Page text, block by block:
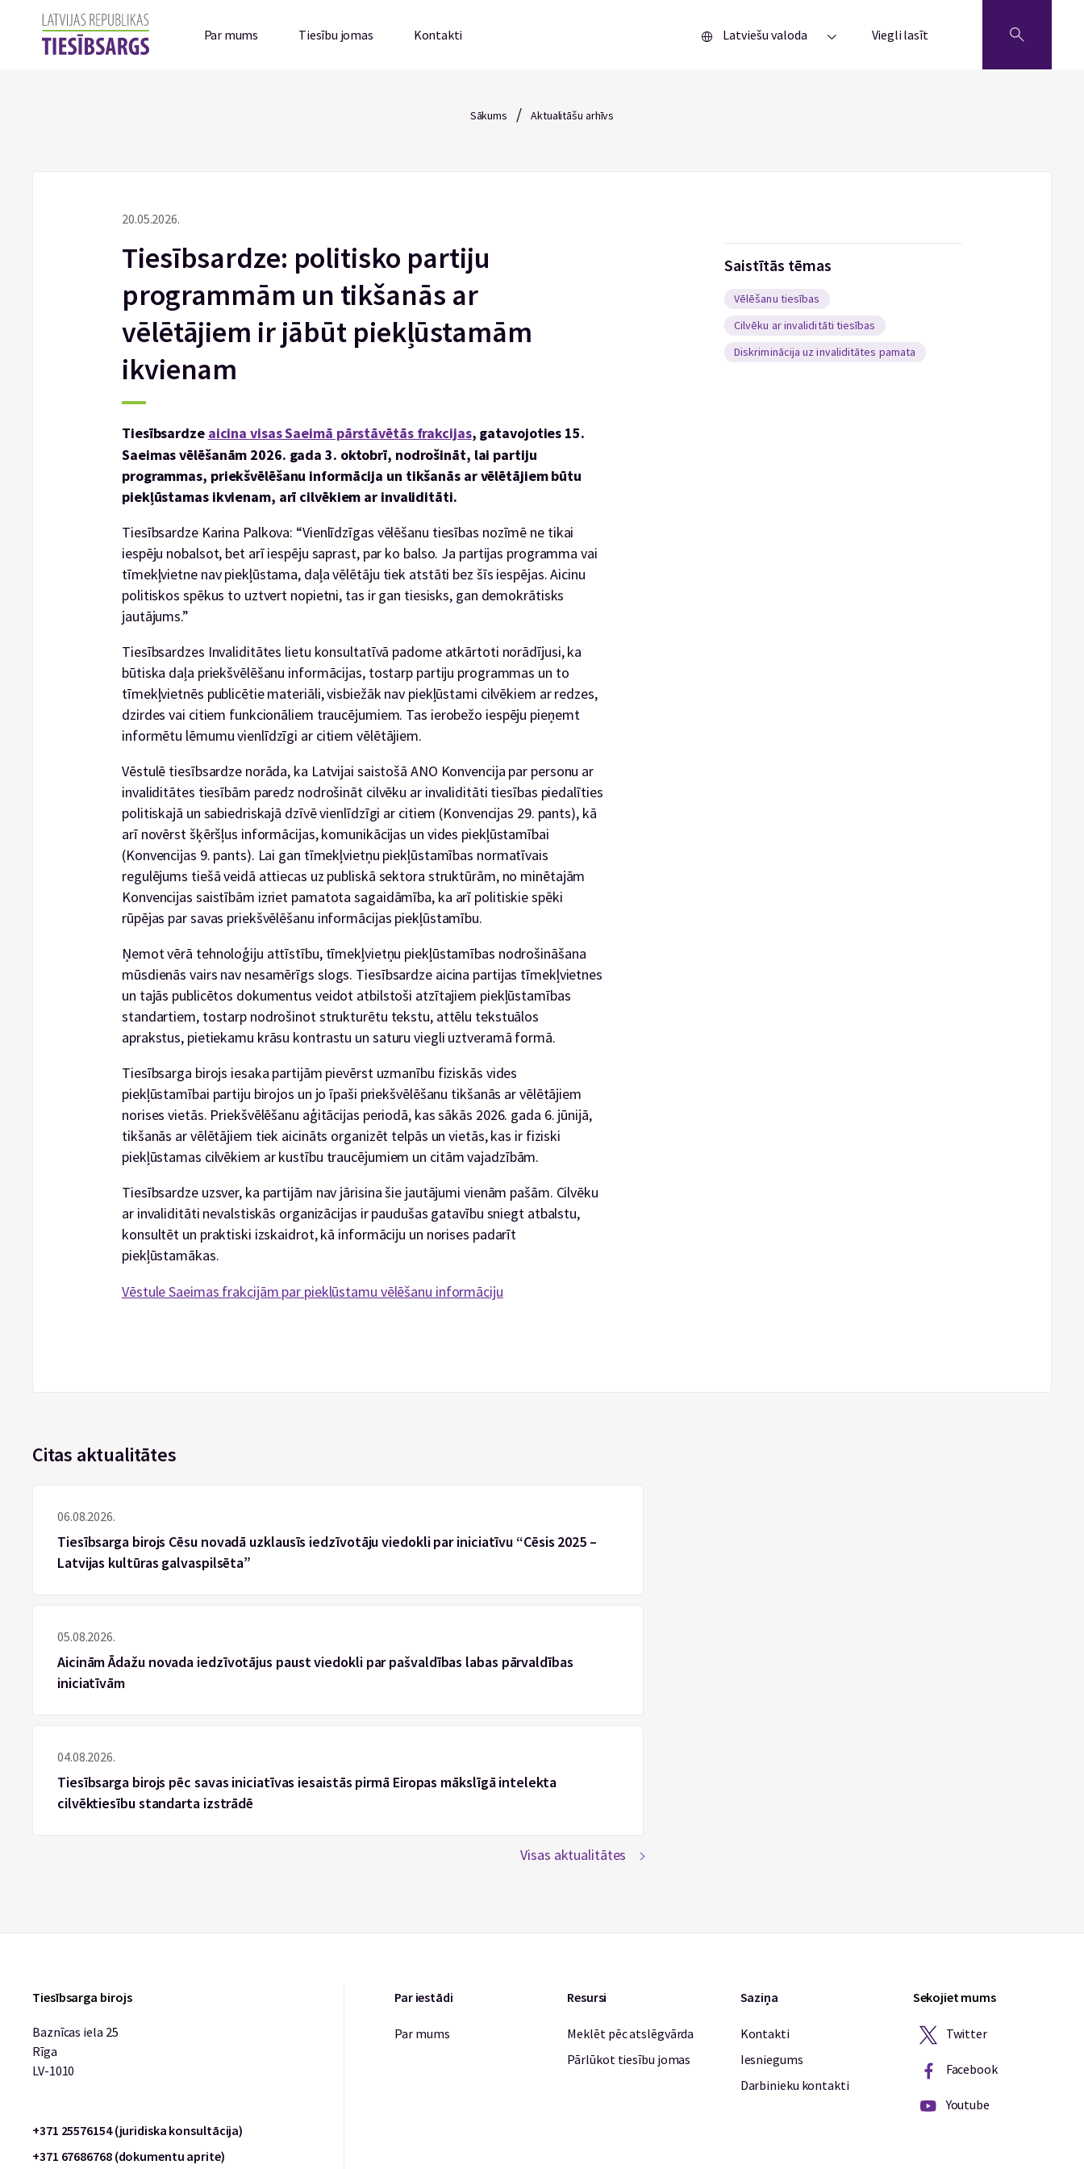
Par mums Tiesību jomas Kontakti Latviešu valoda Viegli lasīt
Sākums / Aktualitāšu arhīvs
20.05.2026.
Tiesībsardze: politisko partiju
programmām un tikšanās ar
vēlētājiem ir jābūt piekļūstamām
ikvienam
Tiesībsardze aicina visas Saeimā pārstāvētās frakcijas, gatavojoties 15.
Saeimas vēlēšanām 2026. gada 3. oktobrī, nodrošināt, lai partiju
programmas, priekšvēlēšanu informācija un tikšanās ar vēlētājiem būtu
piekļūstamas ikvienam, arī cilvēkiem ar invaliditāti.
Tiesībsardze Karina Palkova: “Vienlīdzīgas vēlēšanu tiesības nozīmē ne tikai
iespēju nobalsot, bet arī iespēju saprast, par ko balso. Ja partijas programma vai
tīmekļvietne nav piekļūstama, daļa vēlētāju tiek atstāti bez šīs iespējas. Aicinu
politiskos spēkus to uztvert nopietni, tas ir gan tiesisks, gan demokrātisks
jautājums.”
Tiesībsardzes Invaliditātes lietu konsultatīvā padome atkārtoti norādījusi, ka
būtiska daļa priekšvēlēšanu informācijas, tostarp partiju programmas un to
tīmekļvietnēs publicētie materiāli, visbiežāk nav piekļūstami cilvēkiem ar redzes,
dzirdes vai citiem funkcionāliem traucējumiem. Tas ierobežo iespēju pieņemt
informētu lēmumu vienlīdzīgi ar citiem vēlētājiem.
Vēstulē tiesībsardze norāda, ka Latvijai saistošā ANO Konvencija par personu ar
invaliditātes tiesībām paredz nodrošināt cilvēku ar invaliditāti tiesības piedalīties
politiskajā un sabiedriskajā dzīvē vienlīdzīgi ar citiem (Konvencijas 29. pants), kā
arī novērst šķēršļus informācijas, komunikācijas un vides piekļūstamībai
(Konvencijas 9. pants). Lai gan tīmekļvietņu piekļūstamības normatīvais
regulējums tiešā veidā attiecas uz publiskā sektora struktūrām, no minētajām
Konvencijas saistībām izriet pamatota sagaidāmība, ka arī politiskie spēki
rūpējas par savas priekšvēlēšanu informācijas piekļūstamību.
Ņemot vērā tehnoloģiju attīstību, tīmekļvietņu piekļūstamības nodrošināšana
mūsdienās vairs nav nesamērīgs slogs. Tiesībsardze aicina partijas tīmekļvietnes
un tajās publicētos dokumentus veidot atbilstoši atzītajiem piekļūstamības
standartiem, tostarp nodrošinot strukturētu tekstu, attēlu tekstuālos
aprakstus, pietiekamu krāsu kontrastu un saturu viegli uztveramā formā.
Tiesībsarga birojs iesaka partijām pievērst uzmanību fiziskās vides
piekļūstamībai partiju birojos un jo īpaši priekšvēlēšanu tikšanās ar vēlētājiem
norises vietās. Priekšvēlēšanu aģitācijas periodā, kas sākās 2026. gada 6. jūnijā,
tikšanās ar vēlētājiem tiek aicināts organizēt telpās un vietās, kas ir fiziski
piekļūstamas cilvēkiem ar kustību traucējumiem un citām vajadzībām.
Tiesībsardze uzsver, ka partijām nav jārisina šie jautājumi vienām pašām. Cilvēku
ar invaliditāti nevalstiskās organizācijas ir paudušas gatavību sniegt atbalstu,
konsultēt un praktiski izskaidrot, kā informāciju un norises padarīt
piekļūstamākas.
Vēstule Saeimas frakcijām par pieklūstamu vēlēšanu informāciju
Saistītās tēmas
Vēlēšanu tiesības
Cilvēku ar invaliditāti tiesības
Diskriminācija uz invaliditātes pamata
Citas aktualitātes
06.08.2026.
Tiesībsarga birojs Cēsu novadā uzklausīs iedzīvotāju viedokli par iniciatīvu “Cēsis 2025 –
Latvijas kultūras galvaspilsēta”
05.08.2026.
Aicinām Ādažu novada iedzīvotājus paust viedokli par pašvaldības labas pārvaldības
iniciatīvām
04.08.2026.
Tiesībsarga birojs pēc savas iniciatīvas iesaistās pirmā Eiropas mākslīgā intelekta
cilvēktiesību standarta izstrādē
Visas aktualitātes
Tiesībsarga birojs
Baznīcas iela 25
Rīga
LV-1010
+371 25576154 (juridiska konsultācija)
+371 67686768 (dokumentu aprite)
Par iestādi
Par mums
Resursi
Meklēt pēc atslēgvārda
Pārlūkot tiesību jomas
Saziņa
Kontakti
Iesniegums
Darbinieku kontakti
Sekojiet mums
Twitter
Facebook
Youtube